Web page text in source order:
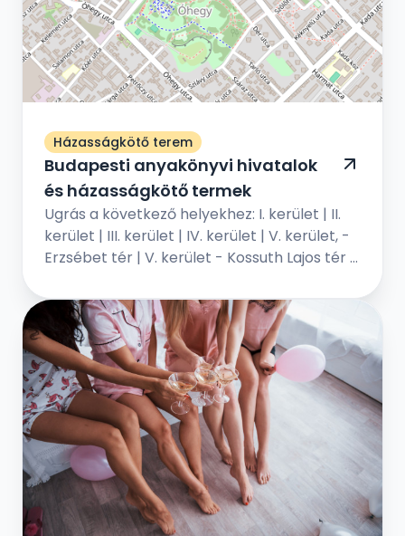
Házasságkötő terem
Budapesti anyakönyvi hivatalok
és házasságkötő termek
Ugrás a következő helyekhez: I. kerület | II.
kerület | III. kerület | IV. kerület | V. kerület, -
Erzsébet tér | V. kerület - Kossuth Lajos tér |